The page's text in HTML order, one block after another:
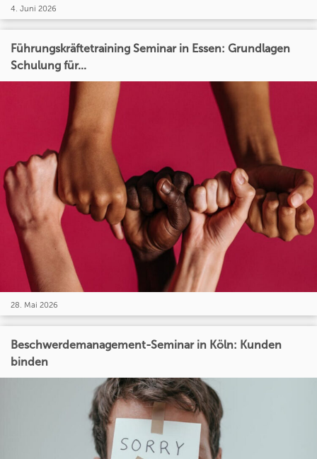
4. Juni 2026
Führungskräftetraining Seminar in Essen: Grundlagen
Schulung für...
28. Mai 2026
Beschwerdemanagement-Seminar in Köln: Kunden
binden